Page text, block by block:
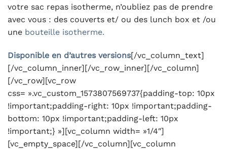
votre sac repas isotherme, n’oubliez pas de prendre
avec vous : des couverts et/ ou des lunch box et /ou
une bouteille isotherme.
Disponible en d’autres versions[/vc_column_text]
[/vc_column_inner][/vc_row_inner][/vc_column]
[/vc_row][vc_row
css= ».vc_custom_1573807569737{padding-top: 10px
!important;padding-right: 10px !important;padding-
bottom: 10px !important;padding-left: 10px
!important;} »][vc_column width= »1/4″]
[vc_empty_space][/vc_column][vc_column